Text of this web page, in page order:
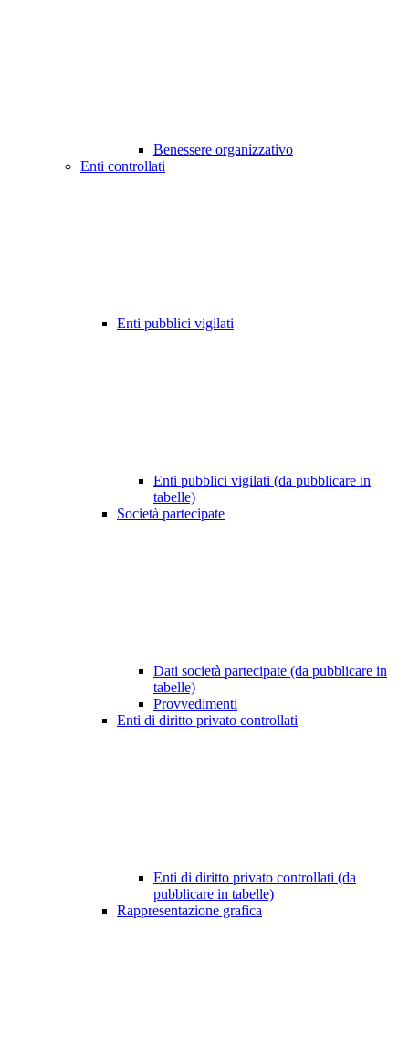
Benessere organizzativo
Enti controllati
Enti pubblici vigilati
Enti pubblici vigilati (da pubblicare in
tabelle)
Società partecipate
Dati società partecipate (da pubblicare in
tabelle)
Provvedimenti
Enti di diritto privato controllati
Enti di diritto privato controllati (da
pubblicare in tabelle)
Rappresentazione grafica